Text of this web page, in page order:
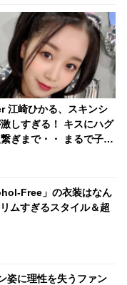
江崎ひかる、スキンシ
しすぎる！ キスにハグ
ぎまで・・ まるで子犬
Free」の衣装はなん
ムすぎるスタイル＆超
姿に理性を失うファン